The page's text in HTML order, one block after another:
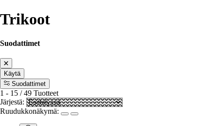
Trikoot
Suodattimet
Käytä
Suodattimet
1 - 15 / 49 Tuotteet
Järjestä:
Ruudukkonäkymä: